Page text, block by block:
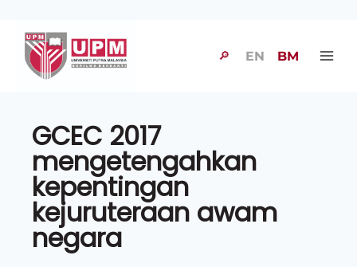
🔎 EN BM
GCEC 2017
mengetengahkan
kepentingan
kejuruteraan awam
negara